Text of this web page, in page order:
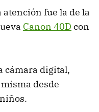
atención fue la de la
Canon 40D con
cámara digital,
desde